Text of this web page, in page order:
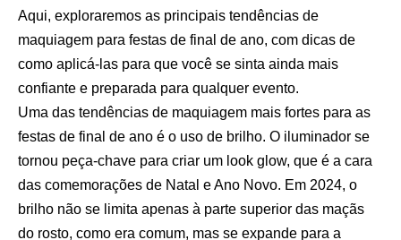
Aqui, exploraremos as principais tendências de
maquiagem para festas de final de ano, com dicas de
como aplicá-las para que você se sinta ainda mais
confiante e preparada para qualquer evento.
Uma das tendências de maquiagem mais fortes para as
festas de final de ano é o uso de brilho. O iluminador se
tornou peça-chave para criar um look glow, que é a cara
das comemorações de Natal e Ano Novo. Em 2024, o
brilho não se limita apenas à parte superior das maçãs
do rosto, como era comum, mas se expande para a